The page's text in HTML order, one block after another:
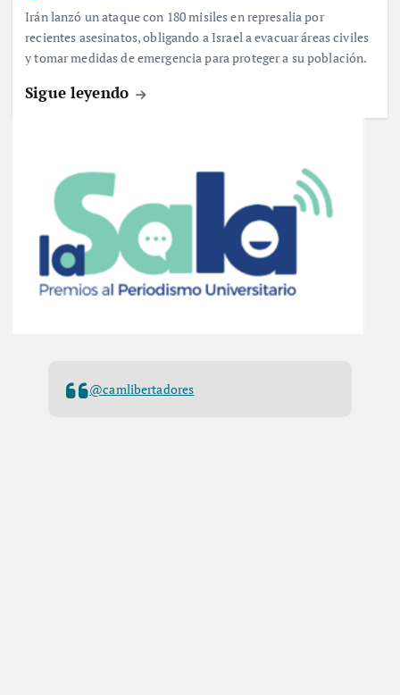
Irán lanzó un ataque con 180 misiles en represalia por
recientes asesinatos, obligando a Israel a evacuar áreas civiles
y tomar medidas de emergencia para proteger a su población.
Sigue leyendo
@camlibertadores